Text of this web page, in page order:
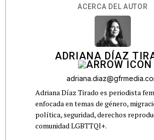
ACERCA DEL AUTOR
ADRIANA DÍAZ
Adriana Díaz Tirado es periodista
enfocada en temas de género,
política, seguridad, derechos
comunidad LGBTTQI+.